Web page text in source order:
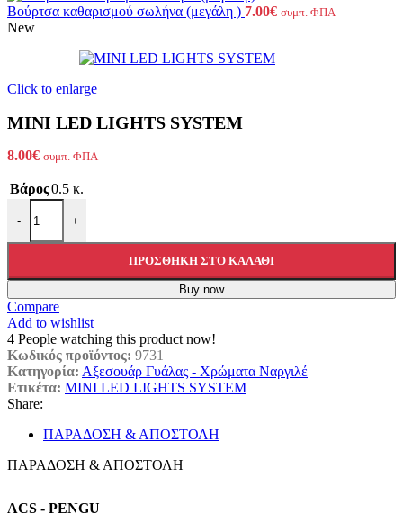
Βούρτσα καθαρισμού σωλήνα (μεγάλη ) 7.00€ συμπ. ΦΠΑ
New
Click to enlarge
MINI LED LIGHTS SYSTEM
8.00€ συμπ. ΦΠΑ
Βάρος0.5 κ.
-
MINI LED LIGHTS SYSTEM ποσότητα
+
ΠΡΟΣΘΉΚΗ ΣΤΟ ΚΑΛΆΘΙ
Buy now
Compare
Add to wishlist
4 People watching this product now!
Κωδικός προϊόντος: 9731
Κατηγορία: Αξεσουάρ Γυάλας - Χρώματα Ναργιλέ
Ετικέτα: MINI LED LIGHTS SYSTEM
Share:
ΠΑΡΑΔΟΣΗ & ΑΠΟΣΤΟΛΗ
ΠΑΡΑΔΟΣΗ & ΑΠΟΣΤΟΛΗ
ACS - PENGU